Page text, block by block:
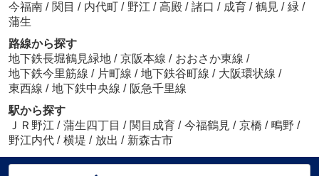
今福南 / 関目 / 内代町 / 野江 / 高殿 / 諸口 / 成育 / 鶴見 / 緑 /
蒲生
路線から探す
地下鉄長堀鶴見緑地 / 京阪本線 / おおさか東線 /
地下鉄今里筋線 / 片町線 / 地下鉄谷町線 / 大阪環状線 /
東西線 / 地下鉄中央線 / 阪急千里線
駅から探す
ＪＲ野江 / 蒲生四丁目 / 関目成育 / 今福鶴見 / 京橋 / 鴫野 /
野江内代 / 横堤 / 放出 / 新森古市